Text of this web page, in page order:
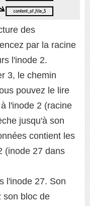
des
par la racine
l'inode 2.
3, le chemin
pouvez le lire
l'inode 2 (racine
jusqu'à son
contient les
(inode 27 dans
l'inode 27. Son
son bloc de